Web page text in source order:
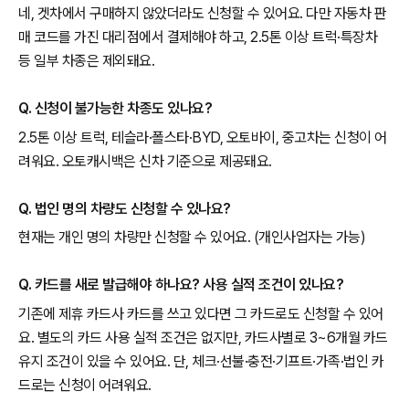
네, 겟차에서 구매하지 않았더라도 신청할 수 있어요. 다만 자동차 판
매 코드를 가진 대리점에서 결제해야 하고, 2.5톤 이상 트럭·특장차
등 일부 차종은 제외돼요.
Q. 신청이 불가능한 차종도 있나요?
2.5톤 이상 트럭, 테슬라·폴스타·BYD, 오토바이, 중고차는 신청이 어
려워요. 오토캐시백은 신차 기준으로 제공돼요.
Q. 법인 명의 차량도 신청할 수 있나요?
현재는 개인 명의 차량만 신청할 수 있어요. (개인사업자는 가능)
Q. 카드를 새로 발급해야 하나요? 사용 실적 조건이 있나요?
기존에 제휴 카드사 카드를 쓰고 있다면 그 카드로도 신청할 수 있어
요. 별도의 카드 사용 실적 조건은 없지만, 카드사별로 3~6개월 카드
유지 조건이 있을 수 있어요. 단, 체크·선불·충전·기프트·가족·법인 카
드로는 신청이 어려워요.